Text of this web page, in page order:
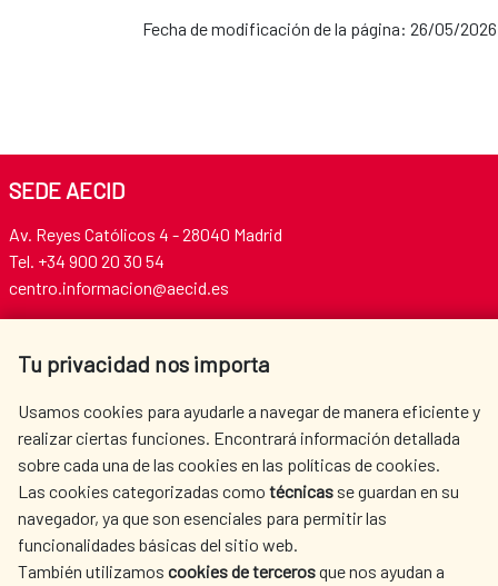
Fecha de modificación de la página: 26/05/2026
Tu privacidad nos importa
Usamos cookies para ayudarle a navegar de manera eficiente y
realizar ciertas funciones. Encontrará información detallada
sobre cada una de las cookies en las políticas de cookies.
Las cookies categorizadas como técnicas se guardan en su
navegador, ya que son esenciales para permitir las
funcionalidades básicas del sitio web.
También utilizamos cookies de tercerosque nos ayudan a
SEDE AECID
Av. Reyes Católicos 4 - 28040 Madrid
Tel. +34 900 20 30 54​​​​​​​
centro.informacion@aecid.es
AECID
WHERE DO WE COOPERATE?
SPANISH HUMANITARIAN
ACTION
PRESS ROOM
CULTURE AND SCIENCE LIBRARY